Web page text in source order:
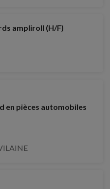
ampliroll (H/F)
en pièces automobiles